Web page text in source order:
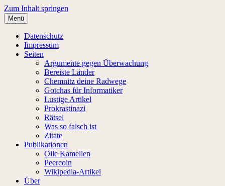
Zum Inhalt springen
Menü
Datenschutz
Impressum
Seiten
Argumente gegen Überwachung
Bereiste Länder
Chemnitz deine Radwege
Gotchas für Informatiker
Lustige Artikel
Prokrastinazi
Rätsel
Was so falsch ist
Zitate
Publikationen
Olle Kamellen
Peercoin
Wikipedia-Artikel
Über